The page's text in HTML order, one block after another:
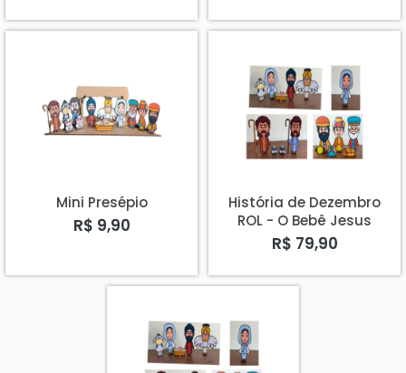
Mini Presépio
R$ 9,90
História de Dezembro
ROL - O Bebê Jesus
R$ 79,90